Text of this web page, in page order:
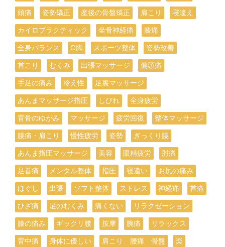
頭痛 姿勢矯正 産後の骨盤矯正 肩こり 寝違え
カイロプラクティック 坐骨神経痛 膝痛
全身バランス О脚 スポーツ整体 姿勢改善
首こり むくみ 出張マッサージ 偏頭痛
手足の痛み 冷え性 足裏マッサージ
あんまマッサージ指圧 しびれ 全身疲労
背骨のゆがみ マッサージ 疲労回復 整体マッサージ
腰痛・肩こり 慢性疲労 姿勢 ぎっくり腰
あんま指圧マッサージ 美容 眼精疲労 肘痛
足首痛 メンタル整体 指圧 寝違い お尻の痛み
ほぐし 出張 ソフト整体 ストレス 神経痛 首痛
ひざ痛 足のむくみ 痛くない リラクゼーション
膝の痛み ギックリ腰 按摩 腕痛 リラックス
背中痛 身体に優しい 肩こり 腰痛 骨盤 楽